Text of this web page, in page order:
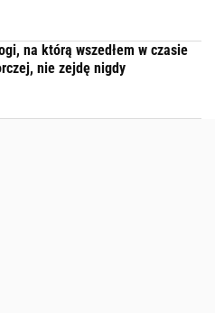
na którą wszedłem w czasie
nie zejdę nigdy